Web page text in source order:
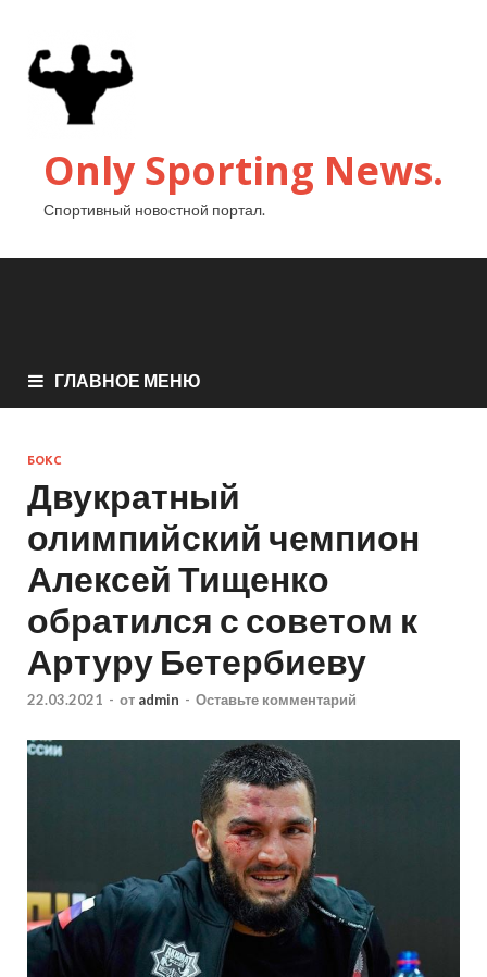
Only Sporting News.
Спортивный новостной портал.
ГЛАВНОЕ МЕНЮ
БОКС
Двукратный
олимпийский чемпион
Алексей Тищенко
обратился с советом к
Артуру Бетербиеву
22.03.2021 - от admin - Оставьте комментарий